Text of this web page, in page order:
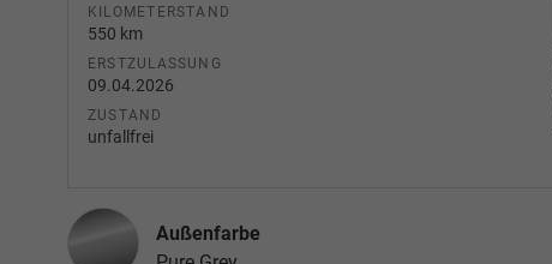
KILOMETERSTAND
550 km
ERSTZULASSUNG
09.04.2026
ZUSTAND
unfallfrei
Außenfarbe